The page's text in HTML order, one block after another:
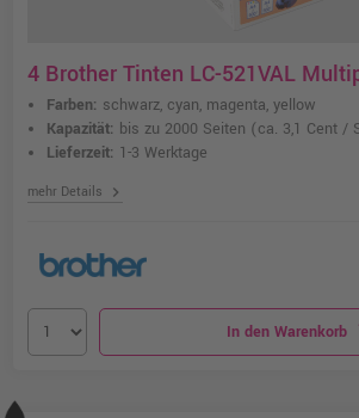
4 Brother Tinten LC-521VAL
Farben: schwarz, cyan, magenta, yellow
Kapazität: bis zu 2000 Seiten (ca. 3,1 Cent /
Lieferzeit: 1-3 Werktage
mehr Details chevron_right
In den Warenkorb